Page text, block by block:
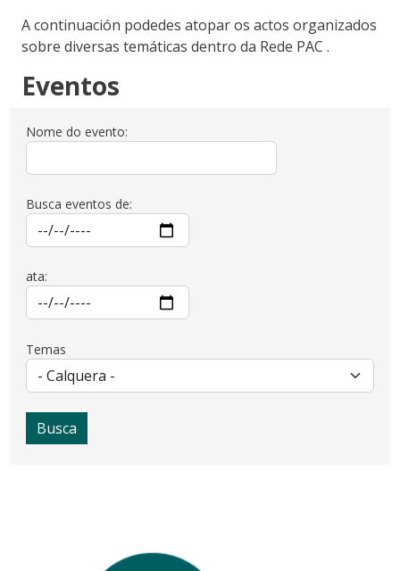
A continuación podedes atopar os actos organizados
sobre diversas temáticas dentro da Rede PAC .
Eventos
Nome do evento:
Busca eventos de:
ata:
Temas
Busca